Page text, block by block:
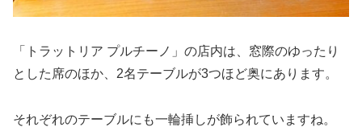
「トラットリア プルチーノ」の店内は、窓際のゆったり
とした席のほか、2名テーブルが3つほど奥にあります。
それぞれのテーブルにも一輪挿しが飾られていますね。